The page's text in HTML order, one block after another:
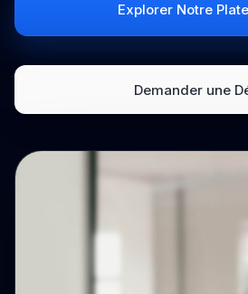
Explorer Notre
Demander une